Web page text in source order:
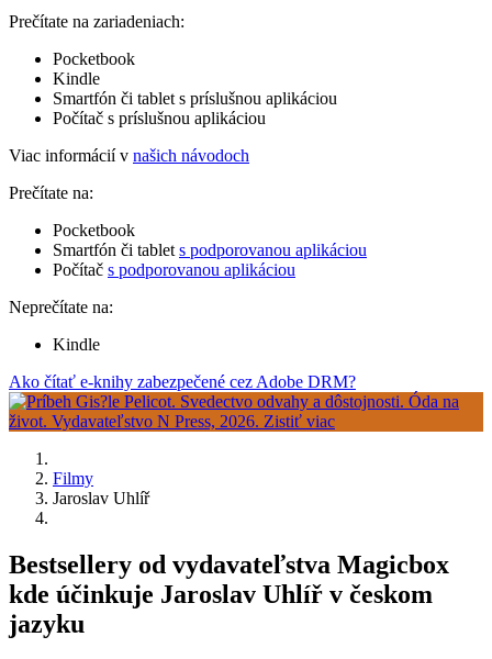
Prečítate na zariadeniach:
Pocketbook
Kindle
Smartfón či tablet s príslušnou aplikáciou
Počítač s príslušnou aplikáciou
Viac informácií v našich návodoch
Prečítate na:
Pocketbook
Smartfón či tablet s podporovanou aplikáciou
Počítač s podporovanou aplikáciou
Neprečítate na:
Kindle
Ako čítať e-knihy zabezpečené cez Adobe DRM?
Filmy
Jaroslav Uhlíř
Bestsellery od vydavateľstva Magicbox
kde účinkuje Jaroslav Uhlíř v českom
jazyku